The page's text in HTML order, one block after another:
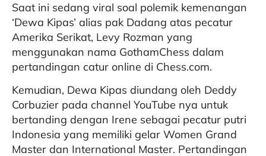
Saat ini sedang viral soal polemik kemenangan
‘Dewa Kipas’ alias pak Dadang atas pecatur
Amerika Serikat, Levy Rozman yang
menggunakan nama GothamChess dalam
pertandingan catur online di Chess.com.
Kemudian, Dewa Kipas diundang oleh Deddy
Corbuzier pada channel YouTube nya untuk
bertanding dengan Irene sebagai pecatur putri
Indonesia yang memiliki gelar Women Grand
Master dan International Master. Pertandingan